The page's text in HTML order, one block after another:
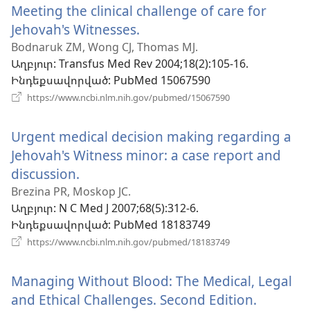
պատուհան)
Meeting the clinical challenge of care for
Jehovah's Witnesses.
է
նոր
պատուհան)
Bodnaruk ZM, Wong CJ, Thomas MJ.
Աղբյուր‎: Transfus Med Rev 2004;18(2):105-16.
Ինդեքսավորված‎: PubMed 15067590
https://www.ncbi.nlm.nih.gov/pubmed/15067590
պատուհան)
Urgent medical decision making regarding a
Jehovah's Witness minor: a case report and
discussion.
է
նոր
պատուհան)
Brezina PR, Moskop JC.
Աղբյուր‎: N C Med J 2007;68(5):312-6.
Ինդեքսավորված‎: PubMed 18183749
https://www.ncbi.nlm.nih.gov/pubmed/18183749
պատուհան)
Managing Without Blood: The Medical, Legal
and Ethical Challenges. Second Edition.